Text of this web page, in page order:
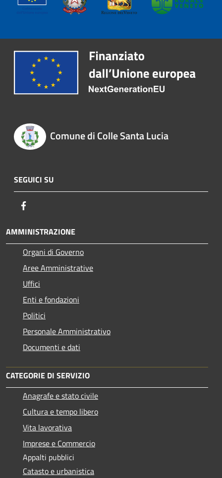
Comune di Colle Santa Lucia
SEGUICI SU
AMMINISTRAZIONE
Organi di Governo
Aree Amministrative
Uffici
Enti e fondazioni
Politici
Personale Amministrativo
Documenti e dati
CATEGORIE DI SERVIZIO
Anagrafe e stato civile
Cultura e tempo libero
Vita lavorativa
Imprese e Commercio
Appalti pubblici
Catasto e urbanistica